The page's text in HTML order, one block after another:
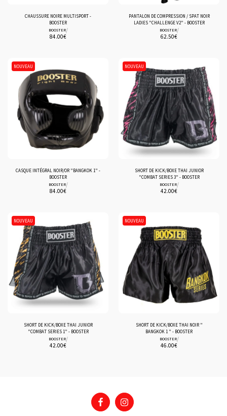
CHAUSSURE NOIRE MULTISPORT -
BOOSTER
BOOSTER/
84.00€
PANTALON DE COMPRESSION / SPAT NOIR
LADIES "CHALLENGE V2" - BOOSTER
BOOSTER/
62.50€
NOUVEAU
CASQUE INTÉGRAL NOIR/OR "BANGKOK 1" -
BOOSTER
BOOSTER/
84.00€
NOUVEAU
SHORT DE KICK/BOXE THAI JUNIOR
"COMBAT SERIES 3" - BOOSTER
BOOSTER/
42.00€
NOUVEAU
SHORT DE KICK/BOXE THAI JUNIOR
"COMBAT SERIES 1" - BOOSTER
BOOSTER/
42.00€
NOUVEAU
SHORT DE KICK/BOXE THAI NOIR "
BANGKOK 1 " - BOOSTER
BOOSTER/
46.00€